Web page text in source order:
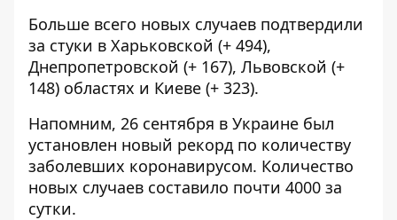
Больше всего новых случаев подтвердили
за стуки в Харьковской (+ 494),
Днепропетровской (+ 167), Львовской (+
148) областях и Киеве (+ 323).
Напомним, 26 сентября в Украине был
установлен новый рекорд по количеству
заболевших коронавирусом. Количество
новых случаев составило почти 4000 за
сутки.